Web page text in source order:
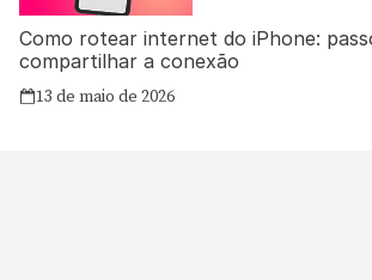
Como rotear internet do iPhone:
compartilhar a conexão
13 de maio de 2026